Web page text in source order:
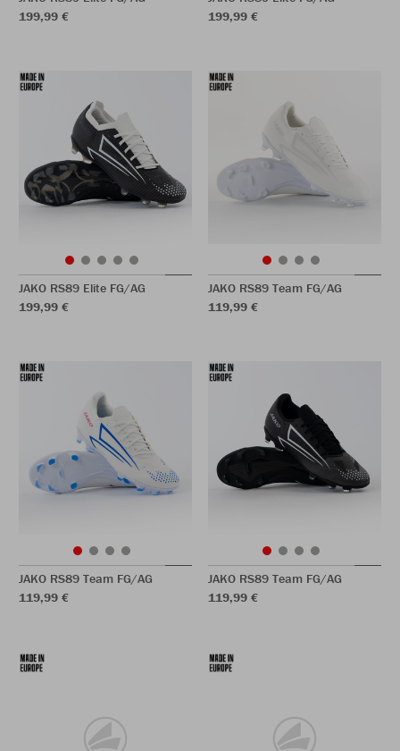
199,99 €
199,99 €
JAKO RS89 Elite FG/AG
199,99 €
JAKO RS89 Team FG/AG
119,99 €
JAKO RS89 Team FG/AG
119,99 €
JAKO RS89 Team FG/AG
119,99 €